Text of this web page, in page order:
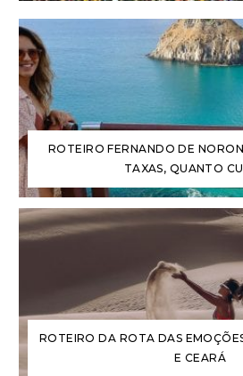
ROTEIRO FERNANDO DE
TAXAS, QUANTO
ROTEIRO DA ROTA DAS
E CEARÁ